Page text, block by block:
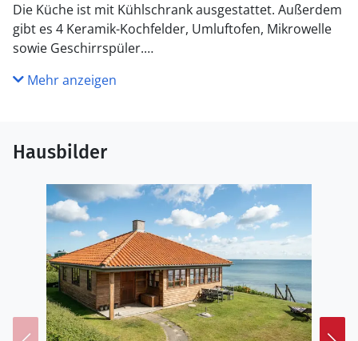
Die Küche ist mit Kühlschrank ausgestattet. Außerdem
gibt es 4 Keramik-Kochfelder, Umluftofen, Mikrowelle
sowie Geschirrspüler.
WC und Bad
Draußen
Die Ferienunterkunft liegt auf einem 960 m² großen
Gartengrundstück. Die Entfernung zum Meer beträgt
10 m. Die nächste Einkaufsmöglichkeit liegt 7000 m
entfernt. Es steht ein 50 m² Terrassenareal zur
Verfügung. Es steht ein Grill zur Verfügung. Parkplatz
auf dem Grundstück.
Einrichtung
Das Ferienhaus eignet sich für 4 Personen. Die
Mehr anzeigen
Hausbilder